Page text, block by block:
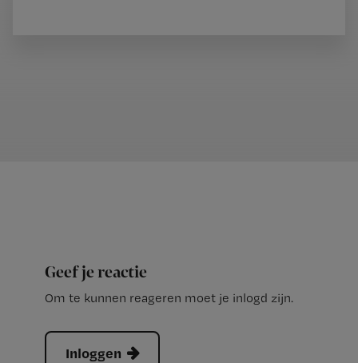
Geef je reactie
Om te kunnen reageren moet je inlogd zijn.
Inloggen